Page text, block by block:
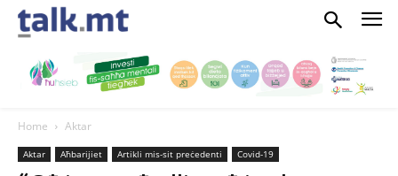
Home Aktar
Aktar Aħbarijiet Artikli mis-sit preċedenti Covid-19